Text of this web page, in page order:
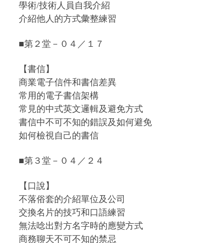
學術/技術人員自我介紹
介紹他人的方式彙整練習
■第２堂－０４／１７
【書信】
商業電子信件和書信差異
常用的電子書信架構
常見的中式英文邏輯及避免方式
書信中不可不知的錯誤及如何避免
如何檢視自己的書信
■第３堂－０４／２４
【口說】
不落俗套的介紹單位及公司
交換名片的技巧和口語練習
無法唸出對方名字時的應變方式
商務聊天不可不知的禁忌